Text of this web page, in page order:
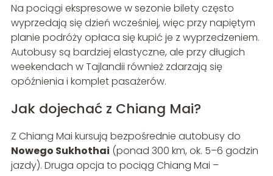
Na pociągi ekspresowe w sezonie bilety często
wyprzedają się dzień wcześniej, więc przy napiętym
planie podróży opłaca się kupić je z wyprzedzeniem.
Autobusy są bardziej elastyczne, ale przy długich
weekendach w Tajlandii również zdarzają się
opóźnienia i komplet pasażerów.
Jak dojechać z Chiang Mai?
Z Chiang Mai kursują bezpośrednie autobusy do
Nowego Sukhothai (ponad 300 km, ok. 5–6 godzin
jazdy). Druga opcja to pociąg Chiang Mai –